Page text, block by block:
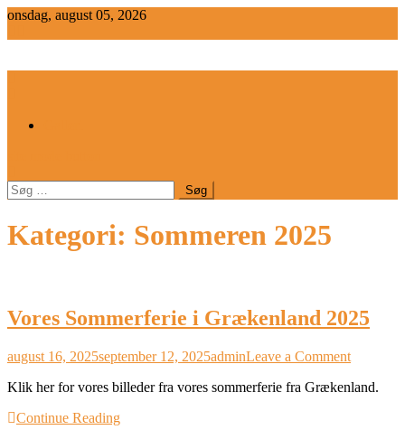
Skip
onsdag, august 05, 2026
Søg
efter:
Kategori: Sommeren 2025
Vores Sommerferie i Grækenland 2025
august 16, 2025september 12, 2025adminLeave a Commenton
Klik her for vores billeder fra vores sommerferie fra Grækenland.
Continue Reading